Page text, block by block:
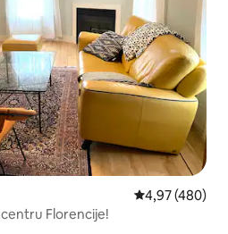
Prosječna
4,97 (480)
Florencije!